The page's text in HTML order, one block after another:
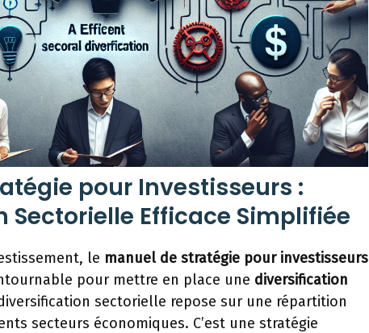
pour Investisseurs :
Sectorielle Efficace Simplifiée
le manuel de stratégie pour investisseurs
pour mettre en place une diversification
sectorielle repose sur une répartition
secteurs économiques. C’est une stratégie